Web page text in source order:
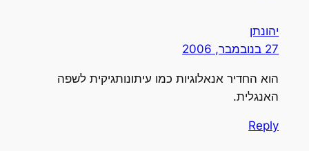
יהונתן
27 בנובמבר, 2006
הוא החדיר אנאלוגיות כמו עיתונותגיקית לשפה
האנגלית.
Reply